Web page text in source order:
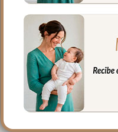
5. Babero o embozo
colcha siempre, en
bordado de topitos y
borde.
6. Todas las piezas
para usar todo el
como necesites